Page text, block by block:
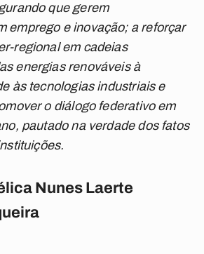
que gerem
emprego e inovação; a reforçar
regional em cadeias
energias renováveis à
às tecnologias industriais e
o diálogo federativo em
pautado na verdade dos fatos
Nunes Laerte